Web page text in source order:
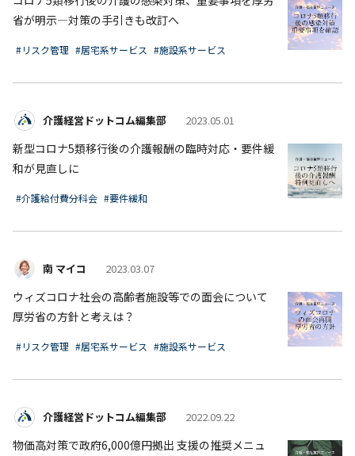
省が明示―対策の手引きも改訂へ
#リスク管理 #居宅系サービス #施設系サービス
介護経営ドットコム編集部 2023.05.01
新型コロナ5類移行後の介護報酬の臨時対応・要件緩
和が見直しに
#介護給付費分科会 #要件緩和
南 マイコ 2023.03.07
ウィズコロナ社会の高齢者施設等での面会について
厚労省の方針と考えは？
#リスク管理 #居宅系サービス #施設系サービス
介護経営ドットコム編集部 2022.09.22
物価高対策で政府6,000億円拠出 支援の推奨メニュ